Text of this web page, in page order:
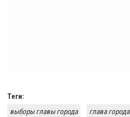
Теги:
выборы главы города
глава города